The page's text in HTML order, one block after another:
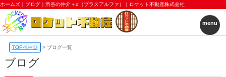
ホームズ｜ブログ｜渋谷の仲介＋α（プラスアルファ）｜ロケット不動産株式会社
menu
TOPページ > ブログ一覧
ブログ